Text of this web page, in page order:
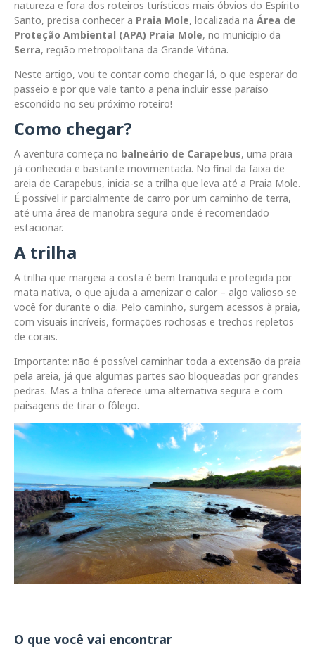
natureza e fora dos roteiros turísticos mais óbvios do Espírito
Santo, precisa conhecer a Praia Mole, localizada na Área de
Proteção Ambiental (APA) Praia Mole, no município da
Serra, região metropolitana da Grande Vitória.
Neste artigo, vou te contar como chegar lá, o que esperar do
passeio e por que vale tanto a pena incluir esse paraíso
escondido no seu próximo roteiro!
Como chegar?
A aventura começa no balneário de Carapebus, uma praia
já conhecida e bastante movimentada. No final da faixa de
areia de Carapebus, inicia-se a trilha que leva até a Praia Mole.
É possível ir parcialmente de carro por um caminho de terra,
até uma área de manobra segura onde é recomendado
estacionar.
A trilha
A trilha que margeia a costa é bem tranquila e protegida por
mata nativa, o que ajuda a amenizar o calor – algo valioso se
você for durante o dia. Pelo caminho, surgem acessos à praia,
com visuais incríveis, formações rochosas e trechos repletos
de corais.
Importante: não é possível caminhar toda a extensão da praia
pela areia, já que algumas partes são bloqueadas por grandes
pedras. Mas a trilha oferece uma alternativa segura e com
paisagens de tirar o fôlego.
O que você vai encontrar